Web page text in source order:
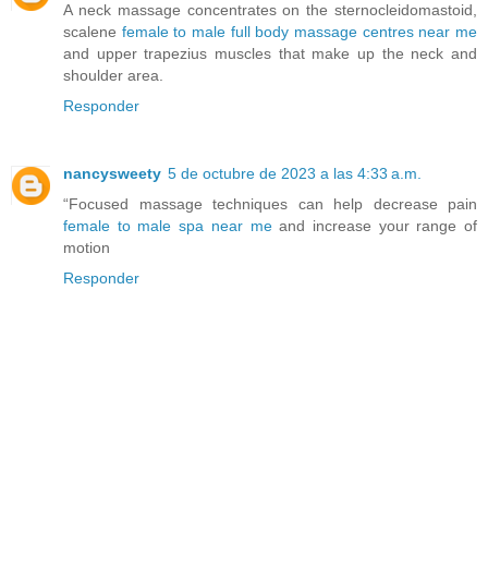
A neck massage concentrates on the sternocleidomastoid,
scalene female to male full body massage centres near me
and upper trapezius muscles that make up the neck and
shoulder area.
Responder
nancysweety 5 de octubre de 2023 a las 4:33 a.m.
“Focused massage techniques can help decrease pain
female to male spa near meand increase your range of
motion
Responder